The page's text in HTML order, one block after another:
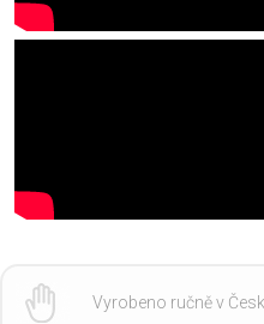
Vyrobeno ručně v